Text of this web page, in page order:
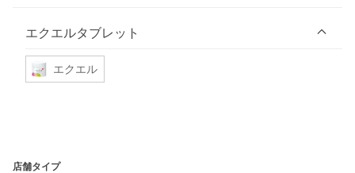
エクエルタブレット
エクエル
店舗タイプ